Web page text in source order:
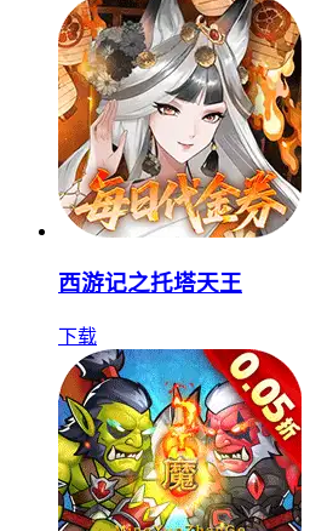
西游记之托塔天王
下载